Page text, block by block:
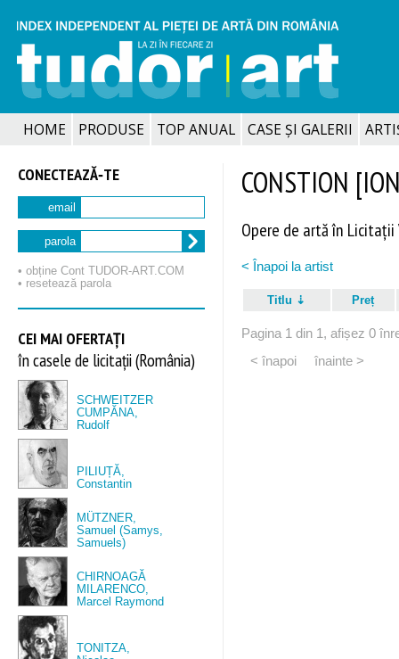
HOME PRODUSE TOP ANUAL CASE ȘI GALERII
CONECTEAZĂ‑TE
email
parola
• obține Cont TUDOR‑ART.COM
• resetează parola
CEI MAI OFERTAȚI
în casele de licitații (România)
SCHWEITZER
CUMPĂNA,
Rudolf
PILIUȚĂ,
Constantin
MÜTZNER,
Samuel (Samys,
Samuels)
CHIRNOAGĂ
MILARENCO,
Marcel Raymond
TONITZA,
CONSTION
Opere de artă în
< Înapoi la artist
Titlu Preț
Pagina 1 din 1, afișez 0
< înapoi
înainte >